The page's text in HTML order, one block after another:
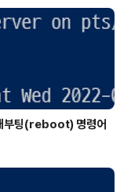
해
제
부팅(reboot) 명령어